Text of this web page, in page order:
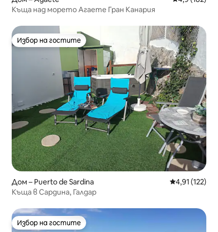
Къща над морето Агаете Гран Канария
Избор на гостите
Избор на гостите
Дом – Puerto de Sardina Средна
4,91 (122)
Къща в Сардина, Галдар
Избор на гостите
Избор на гостите